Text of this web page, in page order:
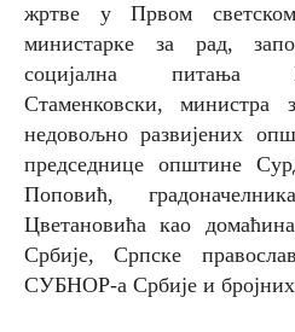
жртве у Првом
министарке за рад,
социјална питања
Стаменковски, министра
недовољно развијених
председнице општине
Поповић,
Цветановића као
Србије, Српске
СУБНОР-а Србије и бројних